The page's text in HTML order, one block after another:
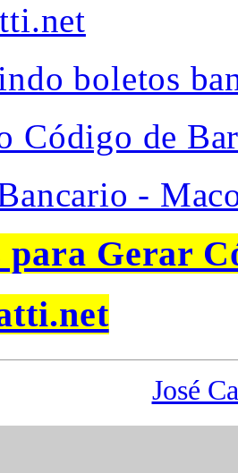
boletos
Código de
-
para Gerar
José